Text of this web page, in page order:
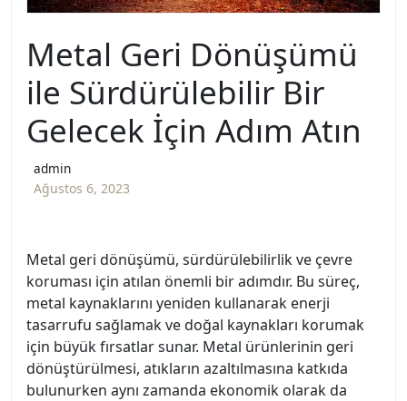
Metal Geri Dönüşümü
ile Sürdürülebilir Bir
Gelecek İçin Adım Atın
admin
Ağustos 6, 2023
Metal geri dönüşümü, sürdürülebilirlik ve çevre
koruması için atılan önemli bir adımdır. Bu süreç,
metal kaynaklarını yeniden kullanarak enerji
tasarrufu sağlamak ve doğal kaynakları korumak
için büyük fırsatlar sunar. Metal ürünlerinin geri
dönüştürülmesi, atıkların azaltılmasına katkıda
bulunurken aynı zamanda ekonomik olarak da